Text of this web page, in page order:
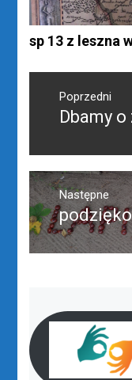
sp 13 z leszna
Nawigacja
wpisuPoprzedni
Poprzedni
Dbamy
Następne
Następny
post: